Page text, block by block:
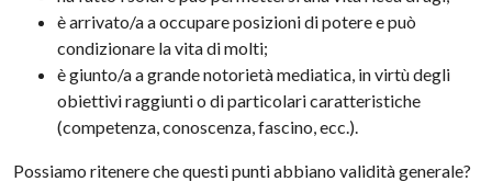
è arrivato/a a occupare posizioni di potere e può
condizionare la vita di molti;
è giunto/a a grande notorietà mediatica, in virtù degli
obiettivi raggiunti o di particolari caratteristiche
(competenza, conoscenza, fascino, ecc.).
Possiamo ritenere che questi punti abbiano validità generale?